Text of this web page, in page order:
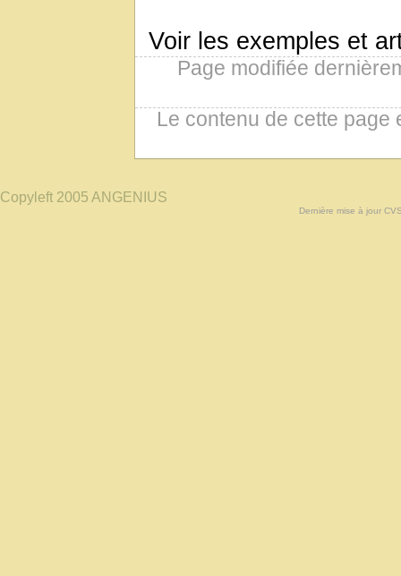
Voir les exemples et
Page modifiée
Le contenu de cette
Copyleft 2005 ANGENIUS
Dernière mise à jour